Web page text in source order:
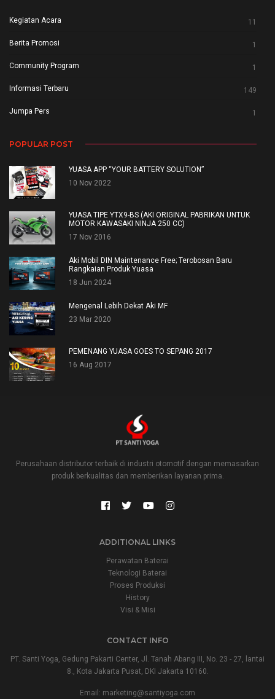
Kegiatan Acara 11
Berita Promosi 1
Community Program 1
Informasi Terbaru 149
Jumpa Pers 1
POPULAR POST
YUASA APP “YOUR BATTERY SOLUTION”
10 Nov 2022
YUASA TIPE YTX9-BS (AKI ORIGINAL PABRIKAN UNTUK
MOTOR KAWASAKI NINJA 250 CC)
17 Nov 2016
Aki Mobil DIN Maintenance Free; Terobosan Baru
Rangkaian Produk Yuasa
18 Jun 2024
Mengenal Lebih Dekat Aki MF
23 Mar 2020
PEMENANG YUASA GOES TO SEPANG 2017
16 Aug 2017
Perusahaan distributor terbaik di industri otomotif dengan memasarkan
produk berkualitas dan memberikan layanan prima.
ADDITIONAL LINKS
Perawatan Baterai
Teknologi Baterai
Proses Produksi
History
Visi & Misi
CONTACT INFO
PT. Santi Yoga, Gedung Pakarti Center, Jl. Tanah Abang III, No. 23 - 27, lantai
8., Kota Jakarta Pusat, DKI Jakarta 10160.
Email: marketing@santiyoga.com